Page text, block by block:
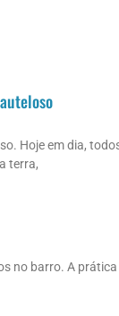
Hoje em dia,
terra,
no barro. A prática